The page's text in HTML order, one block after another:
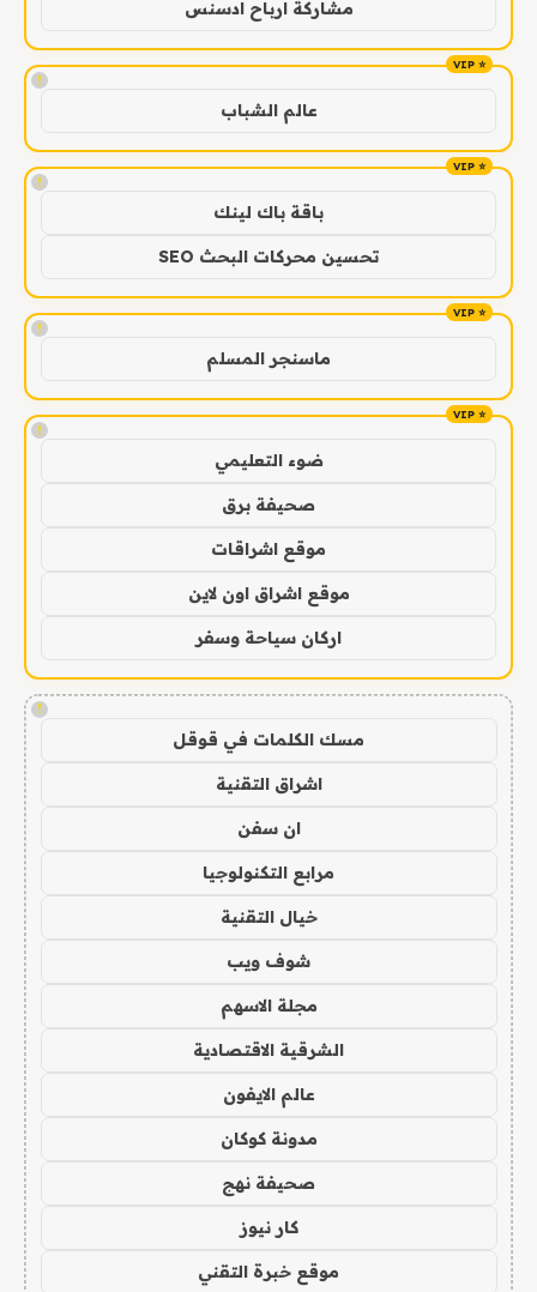
مشاركة ارباح ادسنس
!
عالم الشباب
!
باقة باك لينك
تحسين محركات البحث SEO
!
ماسنجر المسلم
!
ضوء التعليمي
صحيفة برق
موقع اشراقات
موقع اشراق اون لاين
اركان سياحة وسفر
!
مسك الكلمات في قوقل
اشراق التقنية
ان سفن
مرابع التكنولوجيا
خيال التقنية
شوف ويب
مجلة الاسهم
الشرقية الاقتصادية
عالم الايفون
مدونة كوكان
صحيفة نهج
كار نيوز
موقع خبرة التقني